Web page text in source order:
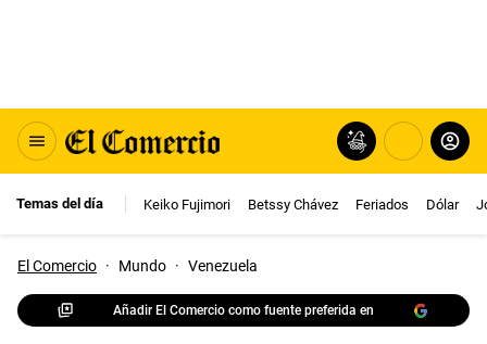
Temas del día Keiko Fujimori Betssy Chávez Feriados Dólar
El Comercio · Mundo · Venezuela
Añadir El Comercio como fuente preferida en